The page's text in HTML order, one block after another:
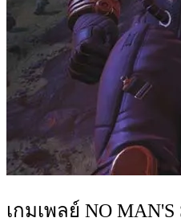
เกมเพลย์ NO MAN'S